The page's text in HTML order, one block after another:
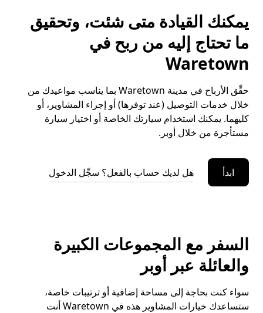
يمكنك القيادة متى شئت، وتحقيق
ما تحتاج إليه من ربح في
Waretown
حقِّق الأرباح في مدينة Waretown بما يناسب مواعيدك من
خلال خدمات التوصيل (عند توفرها) أو إجراء المشاوير، أو
كليهما. يمكنك استخدام سيارتك الخاصة أو اختيار سيارة
مستأجرة من خلال أوبر.
ابدأ هل لديك حساب بالفعل؟ سجِّل الدخول
السفر مع المجموعات الكبيرة
والعائلة عبر أوبر
سواء كنت بحاجة إلى مساحة إضافية أو ترتيبات خاصة،
ستساعدك خيارات المشاوير هذه في Waretown أنت